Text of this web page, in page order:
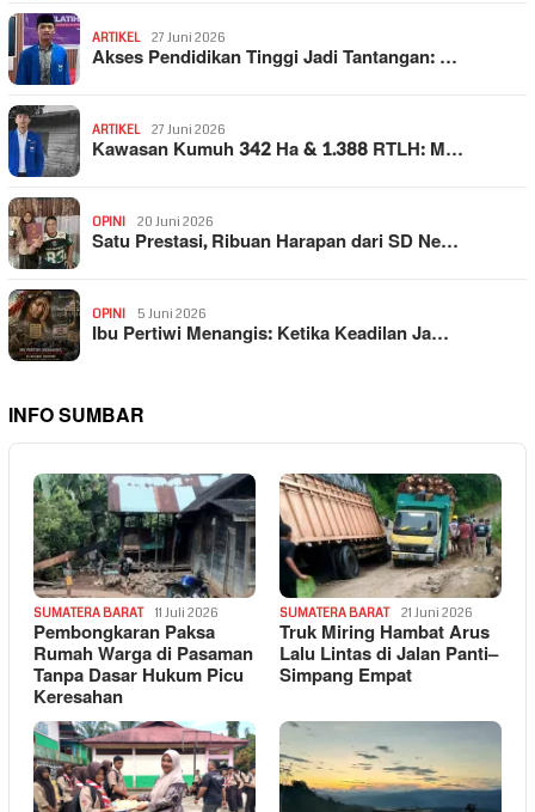
ARTIKEL 27 Juni 2026
Akses Pendidikan Tinggi Jadi Tantangan: …
ARTIKEL 27 Juni 2026
Kawasan Kumuh 342 Ha & 1.388 RTLH: M…
OPINI 20 Juni 2026
Satu Prestasi, Ribuan Harapan dari SD Ne…
OPINI 5 Juni 2026
Ibu Pertiwi Menangis: Ketika Keadilan Ja…
INFO SUMBAR
SUMATERA BARAT 11 Juli 2026
Pembongkaran Paksa
Rumah Warga di Pasaman
Tanpa Dasar Hukum Picu
Keresahan
SUMATERA BARAT 21 Juni 2026
Truk Miring Hambat Arus
Lalu Lintas di Jalan Panti–
Simpang Empat